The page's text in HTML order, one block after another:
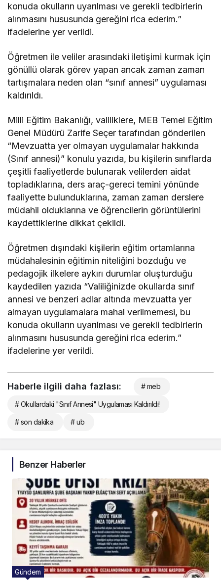
konuda okulların uyarılması ve gerekli tedbirlerin
alınmasını hususunda gereğini rica ederim.”
ifadelerine yer verildi.
Öğretmen ile veliler arasındaki iletişimi kurmak için
gönüllü olarak görev yapan ancak zaman zaman
tartışmalara neden olan “sınıf annesi” uygulaması
kaldırıldı.
Milli Eğitim Bakanlığı, valiliklere, MEB Temel Eğitim
Genel Müdürü Zarife Seçer tarafından gönderilen
“Mevzuatta yer olmayan uygulamalar hakkında
(Sınıf annesi)” konulu yazıda, bu kişilerin sınıflarda
çeşitli faaliyetlerde bulunarak velilerden aidat
topladıklarına, ders araç-gereci temini yönünde
faaliyette bulunduklarına, zaman zaman derslere
müdahil olduklarına ve öğrencilerin görüntülerini
kaydettiklerine dikkat çekildi.
Öğretmen dışındaki kişilerin eğitim ortamlarına
müdahalesinin eğitimin niteliğini bozduğu ve
pedagojik ilkelere aykırı durumlar oluşturduğu
kaydedilen yazıda “Valiliğinizde okullarda sınıf
annesi ve benzeri adlar altında mevzuatta yer
almayan uygulamalara mahal verilmemesi, bu
konuda okulların uyarılması ve gerekli tedbirlerin
alınmasını hususunda gereğini rica ederim.”
ifadelerine yer verildi.
Haberle ilgili daha fazlası: # meb
# Okullardaki "Sınıf Annesi" Uygulaması Kaldırıldı!
# son dakika # ub
Benzer Haberler
Gündem